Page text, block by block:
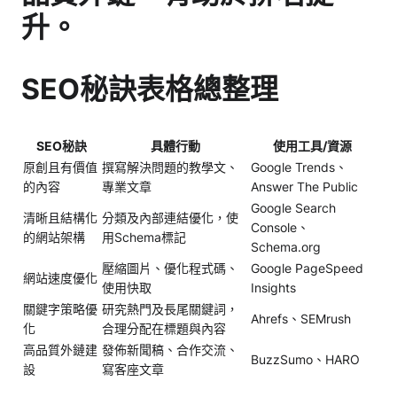
升。
SEO秘訣表格總整理
SEO秘訣 具體行動
使用工具/資源
原創且有價值
的內容
撰寫解決問題的教學文、
專業文章
Google Trends、
Answer The Public
清晰且結構化
的網站架構
分類及內部連結優化，使
用Schema標記
Google Search
Console、
Schema.org
網站速度優化
壓縮圖片、優化程式碼、
使用快取
Google PageSpeed
Insights
關鍵字策略優
化
研究熱門及長尾關鍵詞，
合理分配在標題與內容
Ahrefs、SEMrush
高品質外鏈建
設
發佈新聞稿、合作交流、
寫客座文章
BuzzSumo、HARO